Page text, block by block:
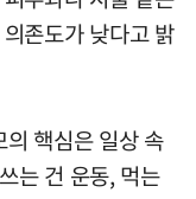
존도가 낮다고 밝
핵심은 일상 속
는 건 운동, 먹는